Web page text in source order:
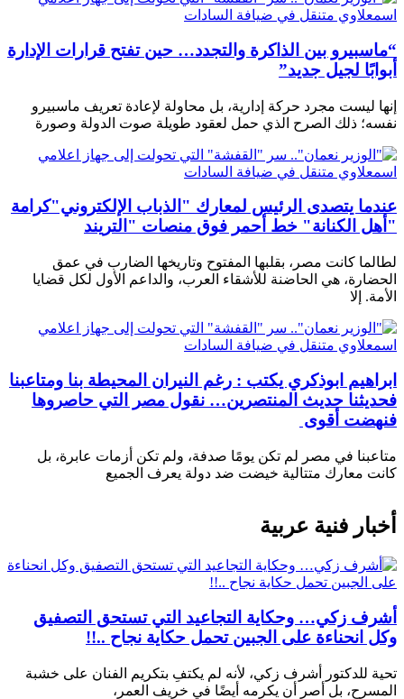
“ماسبيرو بين الذاكرة والتجدد… حين تفتح قرارات الإدارة
أبوابًا لجيل جديد”
إنها ليست مجرد حركة إدارية، بل محاولة لإعادة تعريف ماسبيرو
نفسه؛ ذلك الصرح الذي حمل لعقود طويلة صوت الدولة وصورة
عندما يتصدى الرئيس لمعارك "الذباب الإلكتروني"كرامة
"أهل الكنانة" خط أحمر فوق منصات "التريند
لطالما كانت مصر، بقلبها المفتوح وتاريخها الضارب في عمق
الحضارة، هي الحاضنة للأشقاء العرب، والداعم الأول لكل قضايا
الأمة. إلا
ابراهيم ابوذكري يكتب : رغم النيران المحيطة بنا ومتاعبنا
فحديثنا حديث المنتصرين… نقول مصر التي حاصروها
فنهضت أقوى
متاعبنا في مصر لم تكن يومًا صدفة، ولم تكن أزمات عابرة، بل
كانت معارك متتالية خيضت ضد دولة يعرف الجميع
أخبار فنية عربية
أشرف زكي… وحكاية التجاعيد التي تستحق التصفيق
وكل انحناءة على الجبين تحمل حكاية نجاح ..!!
تحية للدكتور أشرف زكي، لأنه لم يكتفِ بتكريم الفنان على خشبة
المسرح، بل أصر أن يكرمه أيضًا في خريف العمر،